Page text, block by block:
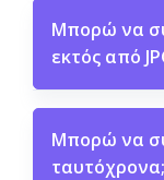
Μπορώ να
εκτός από
Μπορώ να
ταυτόχρονα;